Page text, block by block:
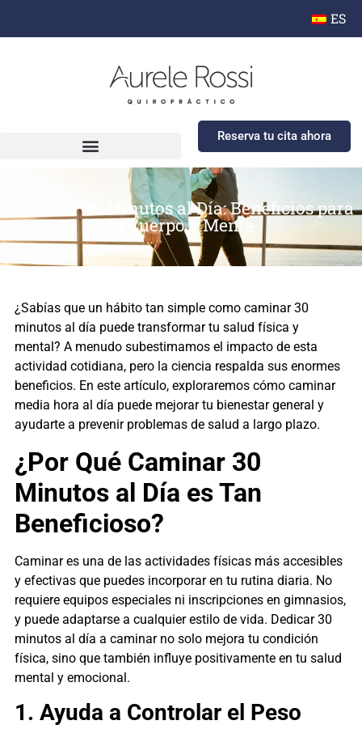
ES
Reserva tu cita ahora
Caminar 30 Minutos al Día: Beneficios para
tu Cuerpo y Mente
¿Sabías que un hábito tan simple como caminar 30
minutos al día puede transformar tu salud física y
mental? A menudo subestimamos el impacto de esta
actividad cotidiana, pero la ciencia respalda sus enormes
beneficios. En este artículo, exploraremos cómo caminar
media hora al día puede mejorar tu bienestar general y
ayudarte a prevenir problemas de salud a largo plazo.
¿Por Qué Caminar 30
Minutos al Día es Tan
Beneficioso?
Caminar es una de las actividades físicas más accesibles
y efectivas que puedes incorporar en tu rutina diaria. No
requiere equipos especiales ni inscripciones en gimnasios,
y puede adaptarse a cualquier estilo de vida. Dedicar 30
minutos al día a caminar no solo mejora tu condición
física, sino que también influye positivamente en tu salud
mental y emocional.
1. Ayuda a Controlar el Peso